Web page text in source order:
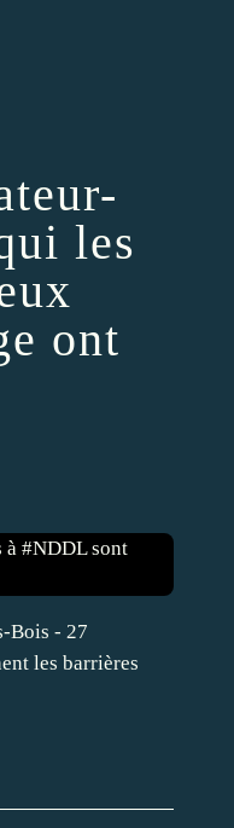
les
ont
Bois - 27
les barrières